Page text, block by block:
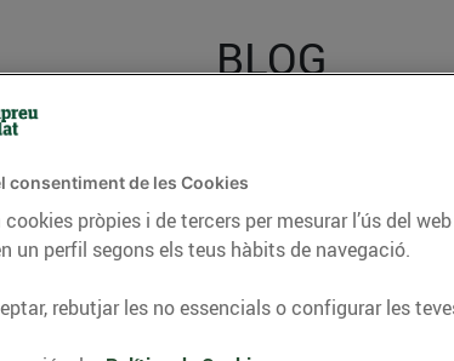
BLOG
consells nutricionals, informació
del nostre territori i molts altres
CONSELLS I HÀBITS SALUDABLES ENERGIA
consentiment de les Cookies
pròpies i de tercers per mesurar l’ús del
un perfil segons els teus hàbits de navegació.
rebutjar les no essencials o configurar les